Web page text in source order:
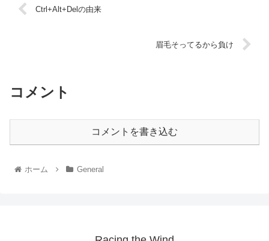
Ctrl+Alt+Delの由来
眉毛そってるから負け
コメント
コメントを書き込む
ホーム General